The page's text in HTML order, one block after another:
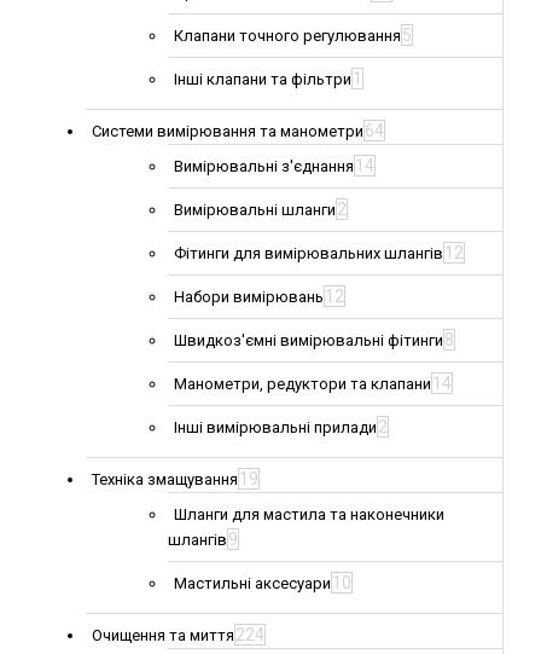
Клапани точного регулювання 5
Інші клапани та фільтри 1
Системи вимірювання та манометри 64
Вимірювальні з'єднання 14
Вимірювальні шланги 2
Фітинги для вимірювальних шлангів 12
Набори вимірювань 12
Швидкоз'ємні вимірювальні фітинги 8
Манометри, редуктори та клапани 14
Інші вимірювальні прилади 2
Техніка змащування 19
Шланги для мастила та наконечники
шлангів 9
Мастильні аксесуари 10
Очищення та миття 224